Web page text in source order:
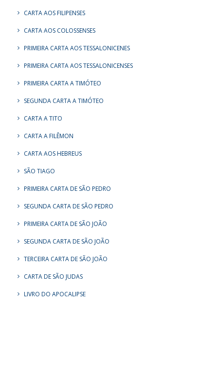
CARTA AOS FILIPENSES
CARTA AOS COLOSSENSES
PRIMEIRA CARTA AOS TESSALONICENES
PRIMEIRA CARTA AOS TESSALONICENSES
PRIMEIRA CARTA A TIMÓTEO
SEGUNDA CARTA A TIMÓTEO
CARTA A TITO
CARTA A FILÊMON
CARTA AOS HEBREUS
SÃO TIAGO
PRIMEIRA CARTA DE SÃO PEDRO
SEGUNDA CARTA DE SÃO PEDRO
PRIMEIRA CARTA DE SÃO JOÃO
SEGUNDA CARTA DE SÃO JOÃO
TERCEIRA CARTA DE SÃO JOÃO
CARTA DE SÃO JUDAS
LIVRO DO APOCALIPSE